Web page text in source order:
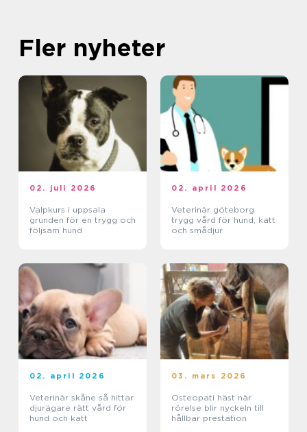
Fler nyheter
02. juli 2026
Valpkurs i uppsala
grunden för en trygg och
följsam hund
02. april 2026
Veterinär göteborg
trygg vård för hund, katt
och smådjur
02. april 2026
Veterinär skåne så hittar
djurägare rätt vård för
hund och katt
03. mars 2026
Osteopati häst när
rörelse blir nyckeln till
hållbar prestation